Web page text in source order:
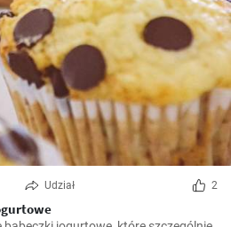
Udział 2